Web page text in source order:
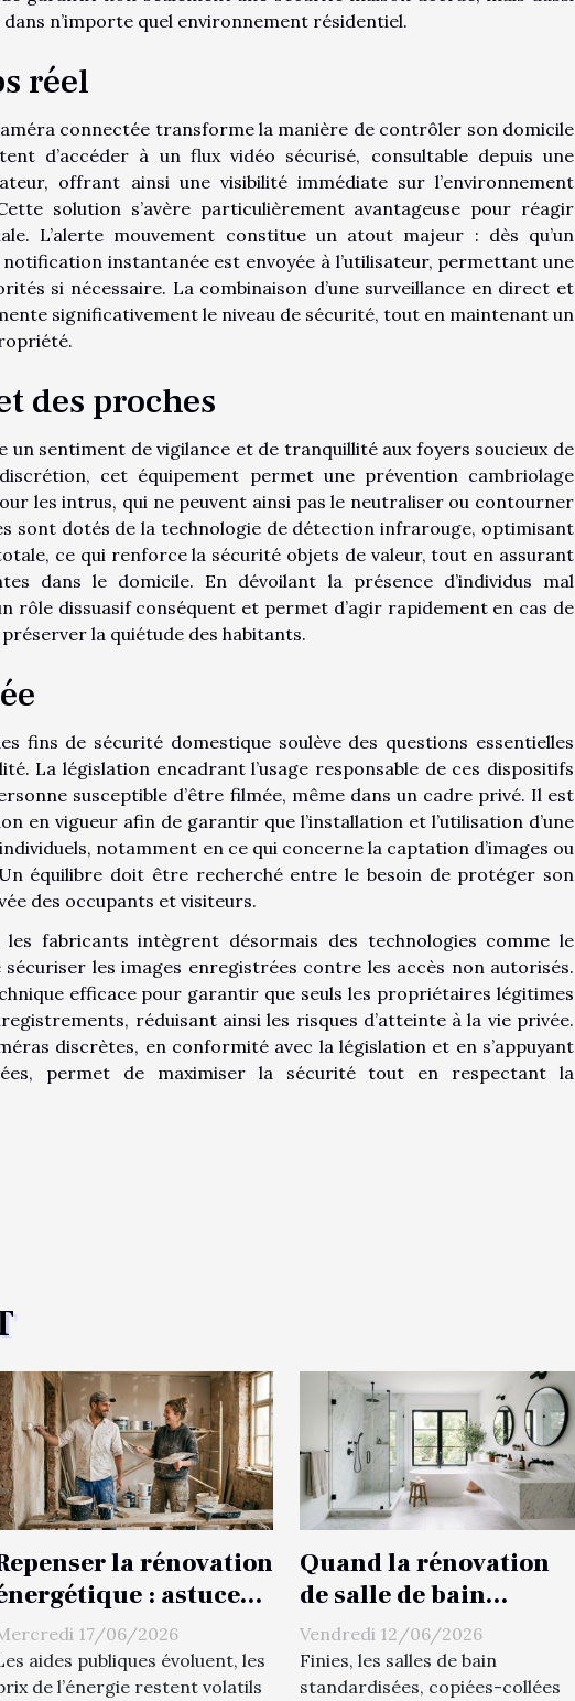
n’importe quel environnement résidentiel.
réel
connectée transforme la manière de contrôler son domicile
d’accéder à un flux vidéo sécurisé, consultable depuis une
offrant ainsi une visibilité immédiate sur l’environnement
solution s’avère particulièrement avantageuse pour réagir
L’alerte mouvement constitue un atout majeur : dès qu’un
instantanée est envoyée à l’utilisateur, permettant une
si nécessaire. La combinaison d’une surveillance en direct et
significativement le niveau de sécurité, tout en maintenant un
des proches
un sentiment de vigilance et de tranquillité aux foyers soucieux de
cet équipement permet une prévention cambriolage
les intrus, qui ne peuvent ainsi pas le neutraliser ou contourner
sont dotés de la technologie de détection infrarouge, optimisant
ce qui renforce la sécurité objets de valeur, tout en assurant
dans le domicile. En dévoilant la présence d’individus mal
rôle dissuasif conséquent et permet d’agir rapidement en cas de
la quiétude des habitants.
fins de sécurité domestique soulève des questions essentielles
La législation encadrant l’usage responsable de ces dispositifs
susceptible d’être filmée, même dans un cadre privé. Il est
en vigueur afin de garantir que l’installation et l’utilisation d’une
notamment en ce qui concerne la captation d’images ou
équilibre doit être recherché entre le besoin de protéger son
des occupants et visiteurs.
fabricants intègrent désormais des technologies comme le
les images enregistrées contre les accès non autorisés.
efficace pour garantir que seuls les propriétaires légitimes
réduisant ainsi les risques d’atteinte à la vie privée.
discrètes, en conformité avec la législation et en s’appuyant
permet de maximiser la sécurité tout en respectant la
la rénovation
: astuces
peintres et plâtriers
alléger la facture
17/06/2026
aides publiques évoluent, les
de l’énergie restent volatils
Quand la rénovation
de salle de bain
devient un véritable
service sur-mesure
Vendredi 12/06/2026
Finies, les salles de bain
standardisées, copiées-collées